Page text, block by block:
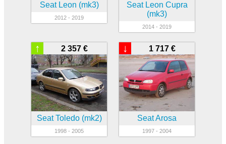
Seat Leon (mk3)
2012 - 2019
Seat Leon Cupra
(mk3)
2014 - 2019
2 357 €
↑
Seat Toledo (mk2)
1998 - 2005
1 717 €
↓
Seat Arosa
1997 - 2004